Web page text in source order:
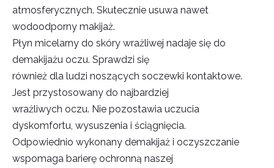
atmosferycznych. Skutecznie usuwa nawet
wodoodporny makijaż.
Płyn micelarny do skóry wrażliwej nadaje się do
demakijażu oczu. Sprawdzi się
również dla ludzi noszących soczewki kontaktowe.
Jest przystosowany do najbardziej
wrażliwych oczu. Nie pozostawia uczucia
dyskomfortu, wysuszenia i ściągnięcia.
Odpowiednio wykonany demakijaż i oczyszczanie
wspomaga barierę ochronną naszej